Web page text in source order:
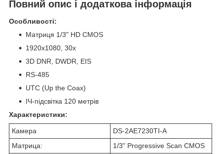
Повний опис і додаткова інформація
Особливості:
Матриця 1/3" HD CMOS
1920х1080, 30х
3D DNR, DWDR, EIS
RS-485
UTC (Up the Coax)
ІЧ-підсвітка 120 метрів
Характеристики:
Камера
DS-2AE7230TI-A
Матрица:
1/3" Progressive Scan CMOS